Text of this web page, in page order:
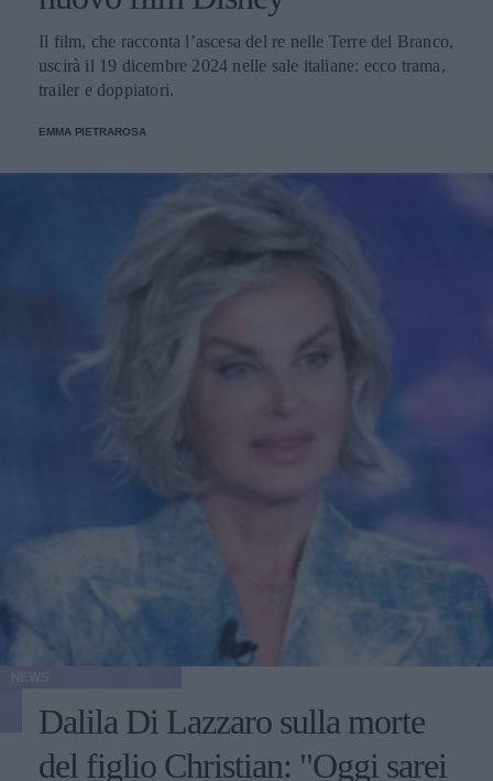
Il film, che racconta l’ascesa del re nelle Terre del Branco,
uscirà il 19 dicembre 2024 nelle sale italiane: ecco trama,
trailer e doppiatori.
EMMA PIETRAROSA
Dalila Di Lazzaro sulla morte
del figlio Christian: "Oggi sarei